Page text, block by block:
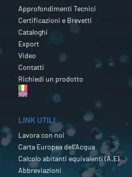
Approfondimenti Tecnici
Certificazioni e Brevetti
Cataloghi
Export
Video
Contatti
Richiedi un prodotto
LINK UTILI
Lavora con noi
Carta Europea dell’Acqua
Calcolo abitanti equivalenti (A.E)
Abbreviazioni